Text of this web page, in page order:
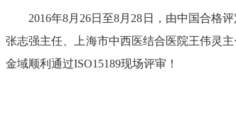
2016年8月26日至8月28日，由中国合格评
张志强主任、上海市中西医结合医院王伟灵
金域顺利通过ISO15189现场评审！